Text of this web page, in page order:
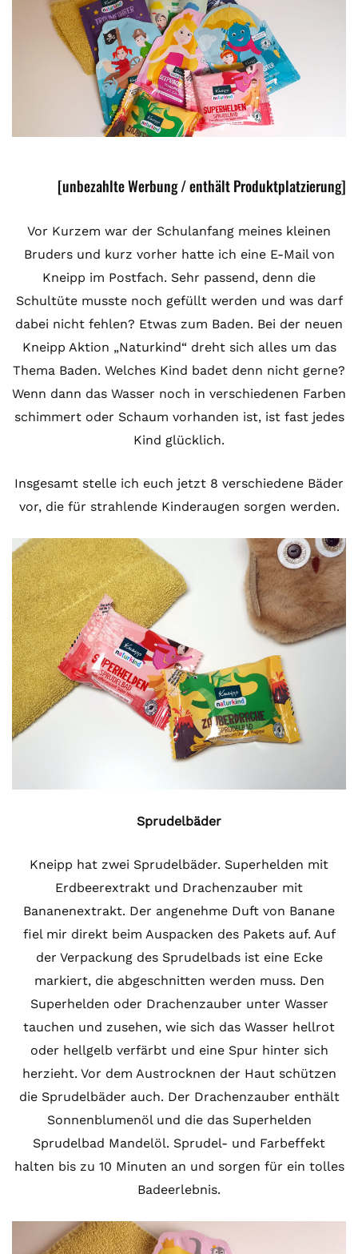
[unbezahlte Werbung / enthält Produktplatzierung]
Vor Kurzem war der Schulanfang meines kleinen
Bruders und kurz vorher hatte ich eine E-Mail von
Kneipp im Postfach. Sehr passend, denn die
Schultüte musste noch gefüllt werden und was darf
dabei nicht fehlen? Etwas zum Baden. Bei der neuen
Kneipp Aktion „Naturkind“ dreht sich alles um das
Thema Baden. Welches Kind badet denn nicht gerne?
Wenn dann das Wasser noch in verschiedenen Farben
schimmert oder Schaum vorhanden ist, ist fast jedes
Kind glücklich.
Insgesamt stelle ich euch jetzt 8 verschiedene Bäder
vor, die für strahlende Kinderaugen sorgen werden.
Sprudelbäder
Kneipp hat zwei Sprudelbäder. Superhelden mit
Erdbeerextrakt und Drachenzauber mit
Bananenextrakt. Der angenehme Duft von Banane
fiel mir direkt beim Auspacken des Pakets auf. Auf
der Verpackung des Sprudelbads ist eine Ecke
markiert, die abgeschnitten werden muss. Den
Superhelden oder Drachenzauber unter Wasser
tauchen und zusehen, wie sich das Wasser hellrot
oder hellgelb verfärbt und eine Spur hinter sich
herzieht. Vor dem Austrocknen der Haut schützen
die Sprudelbäder auch. Der Drachenzauber enthält
Sonnenblumenöl und die das Superhelden
Sprudelbad Mandelöl. Sprudel- und Farbeffekt
halten bis zu 10 Minuten an und sorgen für ein tolles
Badeerlebnis.